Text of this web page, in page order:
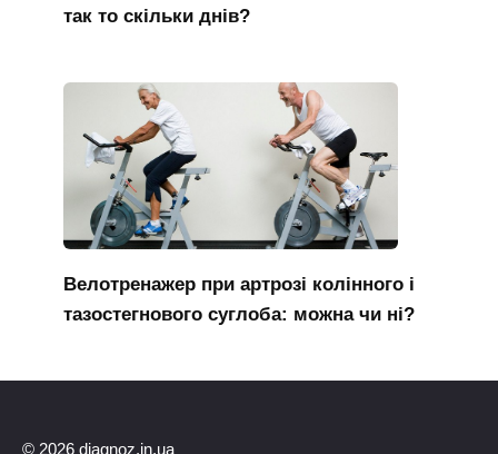
так то скільки днів?
Велотренажер при артрозі колінного і
тазостегнового суглоба: можна чи ні?
© 2026 diagnoz.in.ua